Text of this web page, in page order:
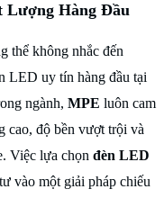
Lượng Hàng Đầu
thể không nhắc đến
LED uy tín hàng đầu tại
ngành, MPE luôn cam
cao, độ bền vượt trội và
Việc lựa chọn đèn LED
vào một giải pháp chiếu